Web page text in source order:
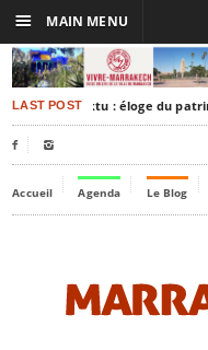
LAST POST
Timbuktu : éloge du
 
Accueil Agenda Le Blog
☰ MAIN MENU